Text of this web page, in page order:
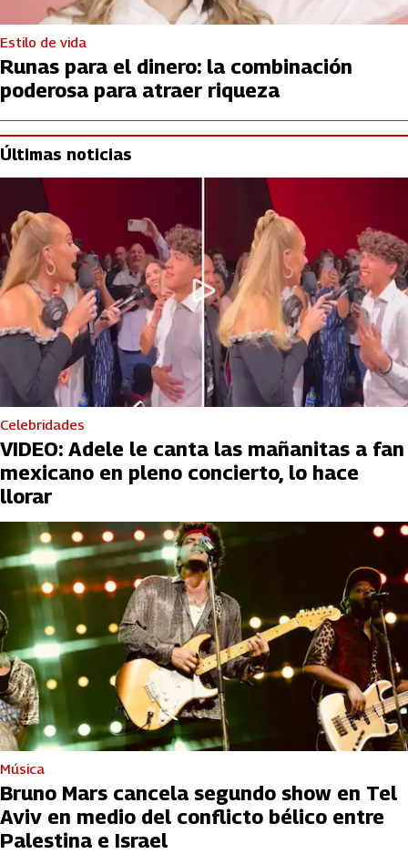
Estilo de vida
Runas para el dinero: la combinación
poderosa para atraer riqueza
Últimas noticias
Celebridades
VIDEO: Adele le canta las mañanitas a fan
mexicano en pleno concierto, lo hace
llorar
Música
Bruno Mars cancela segundo show en Tel
Aviv en medio del conflicto bélico entre
Palestina e Israel